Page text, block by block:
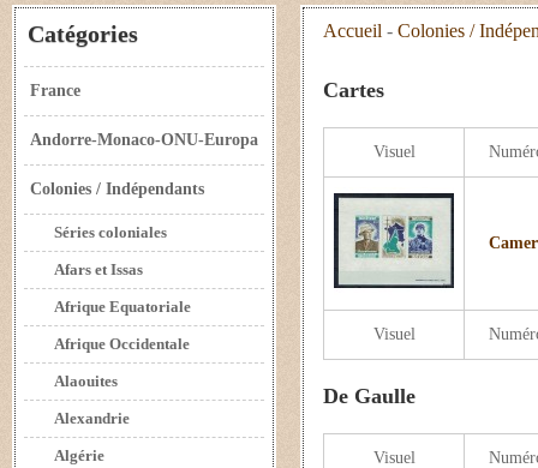
Catégories
France
Andorre-Monaco-ONU-Europa
Colonies / Indépendants
Séries coloniales
Afars et Issas
Afrique Equatoriale
Afrique Occidentale
Alaouites
Alexandrie
Algérie
Accueil - Colonies /
Cartes
Visuel
Visuel
De Gaulle
Visuel